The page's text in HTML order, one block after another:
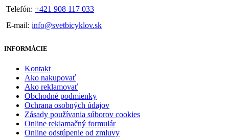
Telefón: +421 908 117 033
E-mail: info@svetbicyklov.sk
INFORMÁCIE
Kontakt
Ako nakupovať
Ako reklamovať
Obchodné podmienky
Ochrana osobných údajov
Zásady používania súborov cookies
Online reklamačný formulár
Online odstúpenie od zmluvy